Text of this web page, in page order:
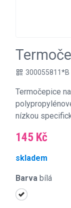
qr_code 300055811*B
Termočepice
nízkou
145 Kč
skladem
Barva bílá